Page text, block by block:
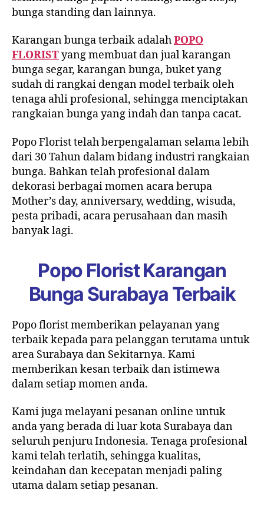
bunga standing dan lainnya.
Karangan bunga terbaik adalahPOPO
FLORISTyang membuat dan jual karangan
bunga segar, karangan bunga, buket yang
sudah di rangkai dengan model terbaik oleh
tenaga ahli profesional, sehingga menciptakan
rangkaian bunga yang indah dan tanpa cacat.
Popo Florist telah berpengalaman selama lebih
dari 30 Tahun dalam bidang industri rangkaian
bunga. Bahkan telah profesional dalam
dekorasi berbagai momen acara berupa
Mother’s day, anniversary, wedding, wisuda,
pesta pribadi, acara perusahaan dan masih
banyak lagi.
Popo Florist Karangan
Bunga Surabaya Terbaik
Popo florist memberikan pelayanan yang
terbaik kepada para pelanggan terutama untuk
area Surabaya dan Sekitarnya. Kami
memberikan kesan terbaik dan istimewa
dalam setiap momen anda.
Kami juga melayani pesanan online untuk
anda yang berada di luar kota Surabaya dan
seluruh penjuru Indonesia. Tenaga profesional
kami telah terlatih, sehingga kualitas,
keindahan dan kecepatan menjadi paling
utama dalam setiap pesanan.